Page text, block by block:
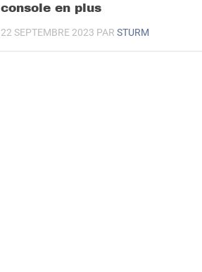
console en plus
22 SEPTEMBRE 2023 PARSTURM